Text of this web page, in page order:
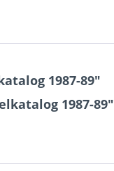
1987-89"
1987-89"